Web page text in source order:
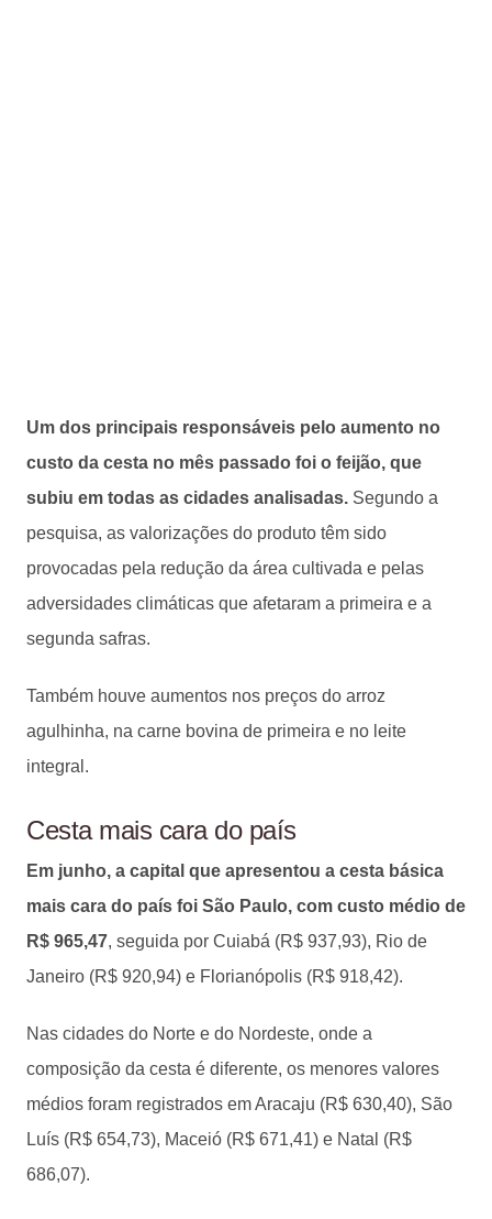
Um dos principais responsáveis pelo aumento no
custo da cesta no mês passado foi o feijão, que
subiu em todas as cidades analisadas. Segundo a
pesquisa, as valorizações do produto têm sido
provocadas pela redução da área cultivada e pelas
adversidades climáticas que afetaram a primeira e a
segunda safras.
Também houve aumentos nos preços do arroz
agulhinha, na carne bovina de primeira e no leite
integral.
Cesta mais cara do país
Em junho, a capital que apresentou a cesta básica
mais cara do país foi São Paulo, com custo médio de
R$ 965,47, seguida por Cuiabá (R$ 937,93), Rio de
Janeiro (R$ 920,94) e Florianópolis (R$ 918,42).
Nas cidades do Norte e do Nordeste, onde a
composição da cesta é diferente, os menores valores
médios foram registrados em Aracaju (R$ 630,40), São
Luís (R$ 654,73), Maceió (R$ 671,41) e Natal (R$
686,07).